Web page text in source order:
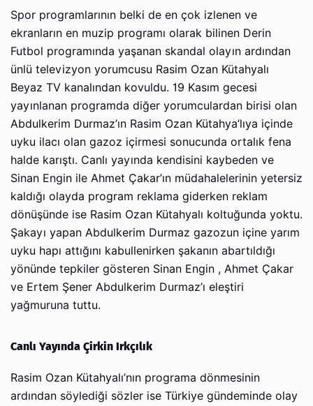
Spor programlarının belki de en çok izlenen ve
ekranların en muzip programı olarak bilinen Derin
Futbol programında yaşanan skandal olayın ardından
ünlü televizyon yorumcusu Rasim Ozan Kütahyalı
Beyaz TV kanalından kovuldu. 19 Kasım gecesi
yayınlanan programda diğer yorumculardan birisi olan
Abdulkerim Durmaz’ın Rasim Ozan Kütahya’lıya içinde
uyku ilacı olan gazoz içirmesi sonucunda ortalık fena
halde karıştı. Canlı yayında kendisini kaybeden ve
Sinan Engin ile Ahmet Çakar’ın müdahalelerinin yetersiz
kaldığı olayda program reklama giderken reklam
dönüşünde ise Rasim Ozan Kütahyalı koltuğunda yoktu.
Şakayı yapan Abdulkerim Durmaz gazozun içine yarım
uyku hapı attığını kabullenirken şakanın abartıldığı
yönünde tepkiler gösteren Sinan Engin , Ahmet Çakar
ve Ertem Şener Abdulkerim Durmaz’ı eleştiri
yağmuruna tuttu.
Canlı Yayında Çirkin Irkçılık
Rasim Ozan Kütahyalı’nın programa dönmesinin
ardından söylediği sözler ise Türkiye gündeminde olay